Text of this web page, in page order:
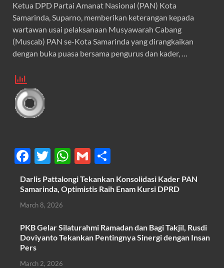
Ketua DPD Partai Amanat Nasional (PAN) Kota
Samarinda, Suparno, memberikan keterangan kepada
wartawan usai pelaksanaan Musyawarah Cabang
(Muscab) PAN se-Kota Samarinda yang dirangkaikan
dengan buka puasa bersama pengurus dan kader, …
F
ac
e
b
o
o
k
T
w
itt
er
W
h
at
A
p
G
m
ail
h
ar
Darlis Pattalongi Tekankan Konsolidasi Kader PAN
Samarinda, Optimistis Raih Enam Kursi DPRD
March 8, 2026
PKB Gelar Silaturahmi Ramadan dan Bagi Takjil, Rusdi
Doviyanto Tekankan Pentingnya Sinergi dengan Insan
Pers
March 2, 2026